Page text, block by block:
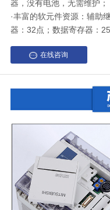
器，没有电池，无需维护；
·丰富的软元件资源：辅助
器：32点；数据寄存器：
在线咨询